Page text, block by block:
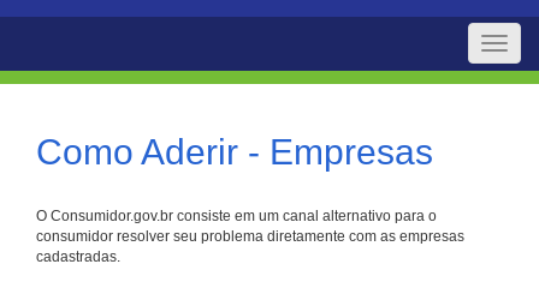
Toggle
Como Aderir - Empresas
O Consumidor.gov.br consiste em um canal alternativo para o
consumidor resolver seu problema diretamente com as empresas
cadastradas.